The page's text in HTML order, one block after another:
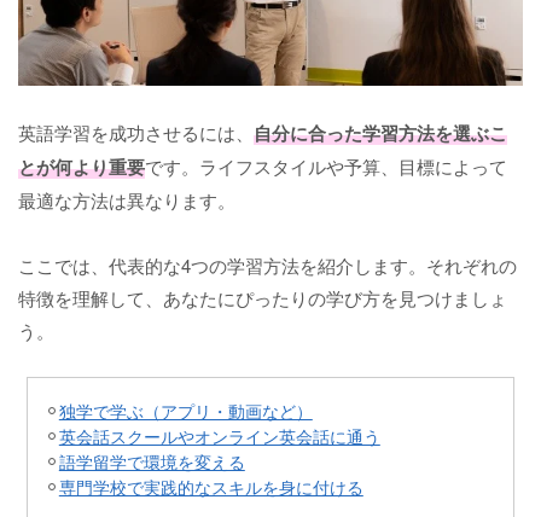
英語学習を成功させるには、 自分に合った学習方法を選ぶこ
とが何より重要です。ライフスタイルや予算、目標によって
最適な方法は異なります。
ここでは、代表的な4つの学習方法を紹介します。それぞれの
特徴を理解して、あなたにぴったりの学び方を見つけましょ
う。
独学で学ぶ（アプリ・動画など）
英会話スクールやオンライン英会話に通う
語学留学で環境を変える
専門学校で実践的なスキルを身に付ける